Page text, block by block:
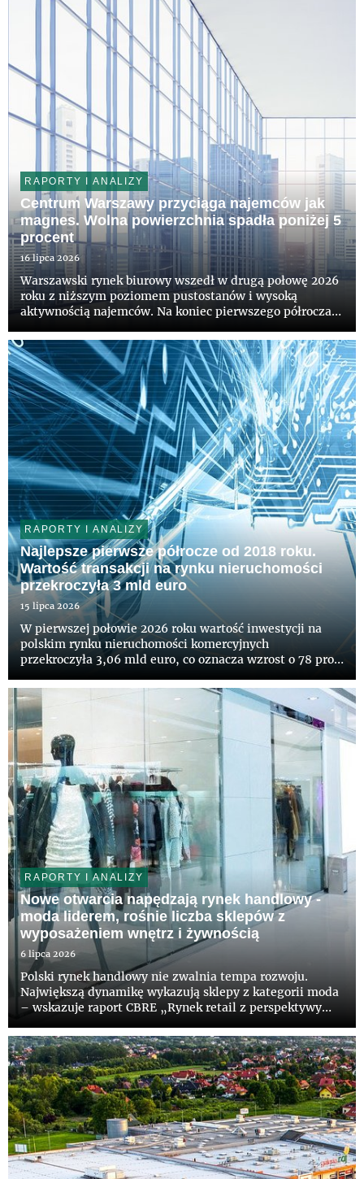
hybrydowy of...
RAPORTY I ANALIZY
Centrum Warszawy przyciąga najemców jak
magnes. Wolna powierzchnia spadła poniżej 5
procent
16 lipca 2026
Warszawski rynek biurowy wszedł w drugą połowę 2026
roku z niższym poziomem pustostanów i wysoką
aktywnością najemców. Na koniec pierwszego półrocza
proc. – wynika z najnowszych danych CBRE. Ten trend
jest jeszcze ba...
RAPORTY I ANALIZY
Najlepsze pierwsze półrocze od 2018 roku.
Wartość transakcji na rynku nieruchomości
przekroczyła 3 mld euro
15 lipca 2026
W pierwszej połowie 2026 roku wartość inwestycji na
polskim rynku nieruchomości komercyjnych
przekroczyła 3,06 mld euro, co oznacza wzrost o 78 proc.
2018 roku – wynika z danych CBRE. Kapitał napływał do
wszystkich...
RAPORTY I ANALIZY
Nowe otwarcia napędzają rynek handlowy -
moda liderem, rośnie liczba sklepów z
wyposażeniem wnętrz i żywnością
6 lipca 2026
Polski rynek handlowy nie zwalnia tempa rozwoju.
Największą dynamikę wykazują sklepy z kategorii moda
– wskazuje raport CBRE „Rynek retail z perspektywy
wnętrz oraz gastronomiczna, które odnotowały
najwyższy dodatni bilans o...